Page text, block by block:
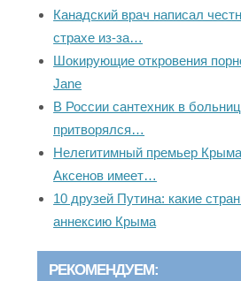
Канадский врач написал
страхе из-за…
Шокирующие откровения
Jane
В России сантехник в
притворялся…
Нелегитимный премьер
Аксенов имеет…
10 друзей Путина: какие
аннексию Крыма
РЕКОМЕНДУЕМ: